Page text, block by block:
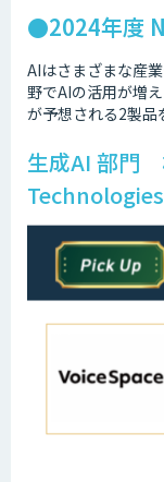
●2024年度
AIはさまざまな産
野でAIの活用が増
が予想される2製品
生成AI 部門